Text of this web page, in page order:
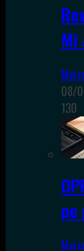
Mi
08/
130
pe